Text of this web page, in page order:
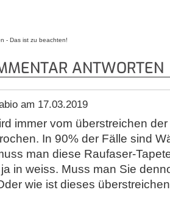
- Das ist zu beachten!
ANTWORTEN
am 17.03.2019
immer vom überstreichen
In 90% der Fälle sind
man diese Raufaser-
in weiss. Muss man Sie
wie ist dieses